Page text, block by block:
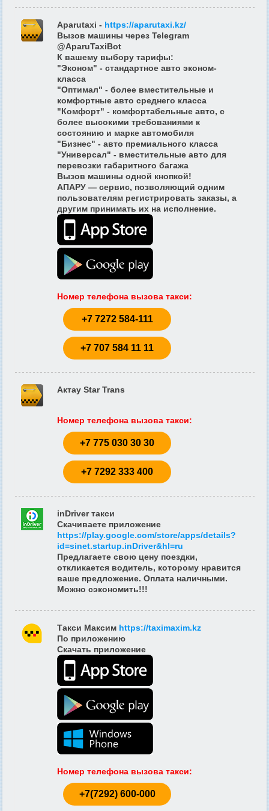
Aparutaxi - https://aparutaxi.kz/
Вызов машины через Telegram
@AparuTaxiBot
К вашему выбору тарифы:
"Эконом" - стандартное авто эконом-
класса
"Оптимал" - более вместительные и
комфортные авто среднего класса
"Комфорт" - комфортабельные авто, с
более высокими требованиями к
состоянию и марке автомобиля
"Бизнес" - авто премиального класса
"Универсал" - вместительные авто для
перевозки габаритного багажа
Вызов машины одной кнопкой!
АПАРУ — сервис, позволяющий одним
пользователям регистрировать заказы, а
другим принимать их на исполнение.
Номер телефона вызова такси:
+7 7272 584-111
+7 707 584 11 11
Актау Star Trans
Номер телефона вызова такси:
+7 775 030 30 30
+7 7292 333 400
inDriver такси
Скачиваете приложение
https://play.google.com/store/apps/details?
id=sinet.startup.inDriver&hl=ru
Предлагаете свою цену поездки,
откликается водитель, которому нравится
ваше предложение. Оплата наличными.
Можно сэкономить!!!
Такси Максим https://taximaxim.kz
По приложению
Скачать приложение
Номер телефона вызова такси:
+7(7292) 600-000